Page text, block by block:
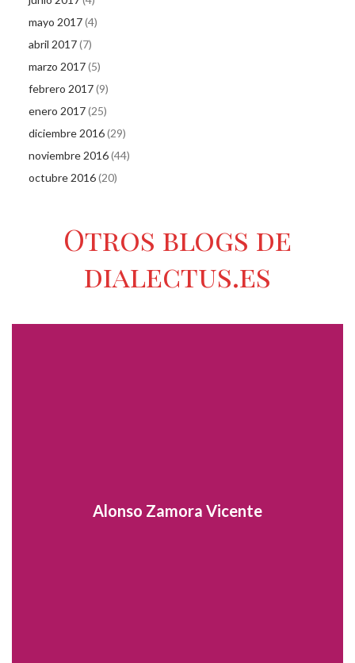
mayo 2017(4)
abril 2017(7)
marzo 2017(5)
febrero 2017(9)
enero 2017(25)
diciembre 2016(29)
noviembre 2016(44)
octubre 2016(20)
Otros blogs de
dialectus.es
Alonso Zamora Vicente